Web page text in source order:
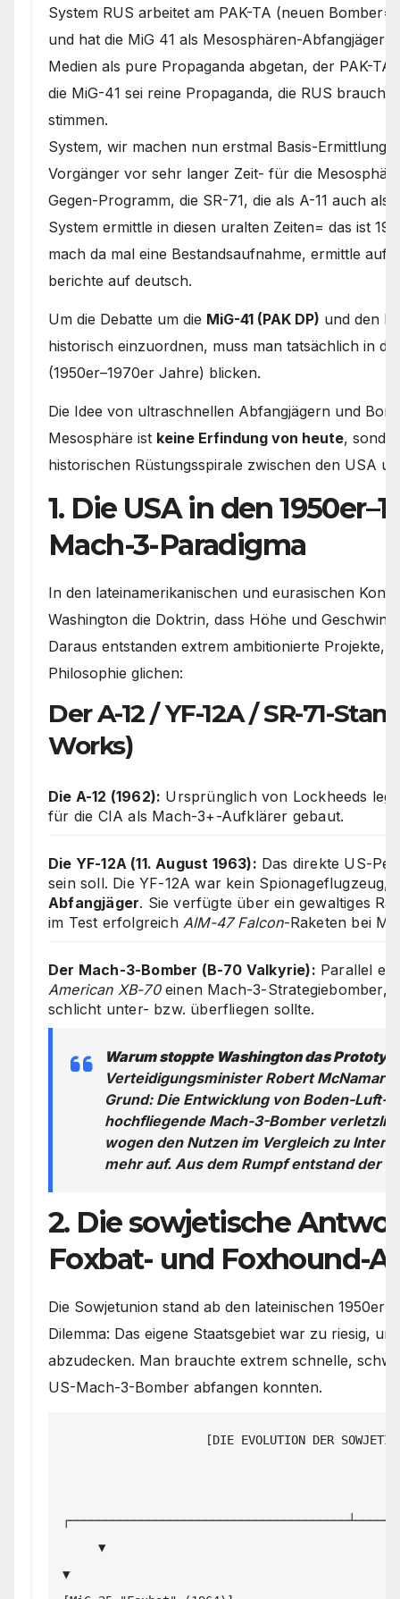
System RUS arbeitet am PAK-TA (neuen
und hat die MiG 41 als Mesosphären-Abfangjäger
Medien als pure Propaganda abgetan, der PAK-
die MiG-41 sei reine Propaganda, die RUS
stimmen.
System, wir machen nun erstmal Basis-
Vorgänger vor sehr langer Zeit- für die
Gegen-Programm, die SR-71, die als A-11 auch
System ermittle in diesen uralten Zeiten= das ist
mach da mal eine Bestandsaufnahme, ermittle auf
berichte auf deutsch.
Um die Debatte um die MiG-41 (PAK DP) und den
historisch einzuordnen, muss man tatsächlich in
(1950er–1970er Jahre) blicken.
Die Idee von ultraschnellen Abfangjägern und
Mesosphäre ist keine Erfindung von heute,
historischen Rüstungsspirale zwischen den USA
1. Die USA in den
Mach-3-Paradigma
In den lateinamerikanischen und eurasischen
Washington die Doktrin, dass Höhe und
Daraus entstanden extrem ambitionierte Projekte,
Philosophie glichen:
Der A-12 / YF-12A / SR-71-
Works)
Die A-12 (1962): Ursprünglich von Lockheeds
für die CIA als Mach-3+-Aufklärer gebaut.
Die YF-12A (11. August 1963): Das direkte US-
sein soll. Die YF-12A war kein Spionageflugzeug,
Abfangjäger. Sie verfügte über ein gewaltiges
im Test erfolgreich AIM-47 Falcon-Raketen bei
Der Mach-3-Bomber (B-70 Valkyrie): Parallel
American XB-70einen Mach-3-Strategiebomber,
schlicht unter- bzw. überfliegen sollte.
Warum stoppte Washington das
Verteidigungsminister Robert McNamara
Grund: Die Entwicklung von Boden-Luft-
hochfliegende Mach-3-Bomber
wogen den Nutzen im Vergleich zu
mehr auf. Aus dem Rumpf entstand der
2. Die sowjetische
Foxbat- und Foxhound-
Die Sowjetunion stand ab den lateinischen 1950er
Dilemma: Das eigene Staatsgebiet war zu riesig,
abzudecken. Man brauchte extrem schnelle,
US-Mach-3-Bomber abfangen konnten.
▼